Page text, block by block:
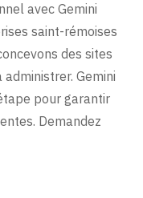
avec Gemini
saint-rémoises
des sites
Gemini
pour garantir
Demandez